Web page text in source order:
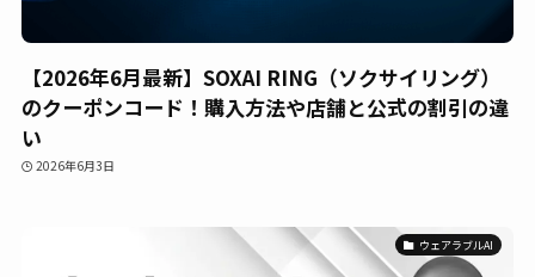
【2026年6月最新】SOXAI RING（ソクサイリング）
のクーポンコード！購入方法や店舗と公式の割引の違
い
2026年6月3日
ウェアラブルAI